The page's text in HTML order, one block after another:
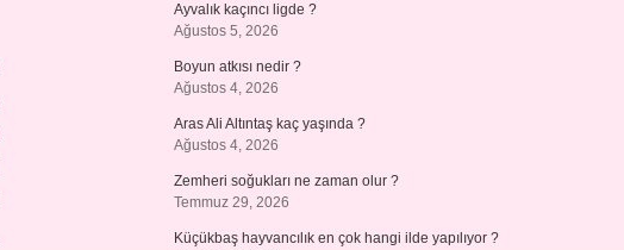
Ayvalık kaçıncı ligde ?
Ağustos 5, 2026
Boyun atkısı nedir ?
Ağustos 4, 2026
Aras Ali Altıntaş kaç yaşında ?
Ağustos 4, 2026
Zemheri soğukları ne zaman olur ?
Temmuz 29, 2026
Küçükbaş hayvancılık en çok hangi ilde yapılıyor ?